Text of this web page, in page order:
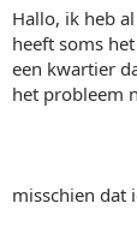
t
e
r
m
Hallo, ik heb
heeft soms
een kwartier
het probleem
misschien dat